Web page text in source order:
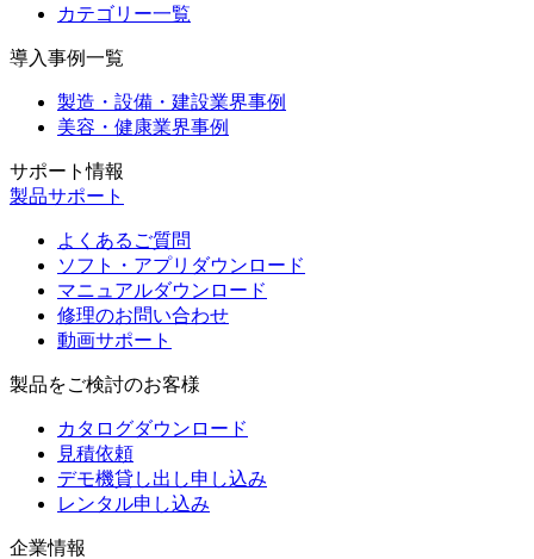
カテゴリー一覧
導入事例一覧
製造・設備・建設業界事例
美容・健康業界事例
サポート情報
製品サポート
よくあるご質問
ソフト・アプリダウンロード
マニュアルダウンロード
修理のお問い合わせ
動画サポート
製品をご検討のお客様
カタログダウンロード
見積依頼
デモ機貸し出し申し込み
レンタル申し込み
企業情報